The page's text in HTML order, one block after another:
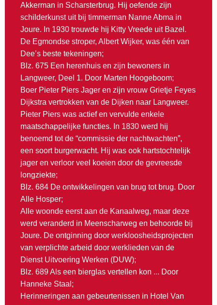
Akkerman in Scharsterbrug. Hij oefende zijn
schilderkunst uit bij timmerman Nanne Abma in
Joure. In 1930 trouwde hij Kitty Vreede uit Bazel.
De Egmondse stroper, Albert Wijker, was één van
Dee’s beste tekeningen;
Blz. 675 Een herenhuis en zijn bewoners in
Langweer, Deel 1. Door Marten Hoogeboom;
Boer Pieter Piers Jager en zijn vrouw Grietje Feyes
Dijkstra vertrokken van de Dijken naar Langweer.
Pieter Piers was actief en vervulde enkele
maatschappelijke functies. In 1830 werd hij
benoemd tot de “commissie der nachtwachten”,
een soort burgerwacht. Hij was ook hartstochtelijk
jager en verloor veel koeien door de gevreesde
longziekte;
Blz. 684 De ontwikkelingen van brug tot brug. Door
Alle Hosper;
Alle woonde eerst aan de Kanaalweg, maar deze
werd veranderd in Meenscharweg en behoorde bij
Joure. De ontginning door werkloosheidsprojecten
van verplichte arbeid door werklieden van de
Dienst Uitvoering Werken (DUW);
Blz. 689 Als een bierglas vertellen kon ... Door
Hanneke Staal;
Herinneringen aan gebeurtenissen in Hotel Van